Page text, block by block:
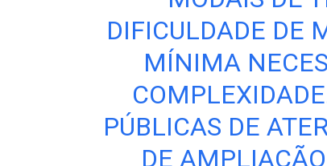
DIFICULDADE DE
MÍNIMA
PÚBLICAS DE
DE